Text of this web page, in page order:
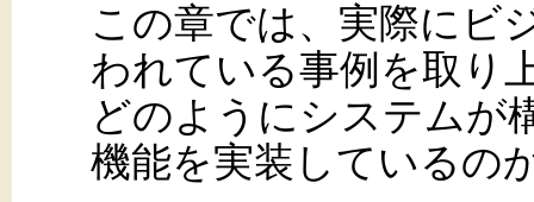
この章では、実際にビ
われている事例を取り
どのようにシステムが
機能を実装しているの